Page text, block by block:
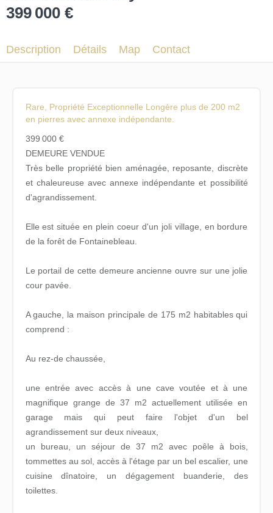
399 000 €
Description Détails Map Contact
Rare, Propriété Exceptionnelle Longère plus de 200 m2
en pierres avec annexe indépendante.
399 000 €
DEMEURE VENDUE
Très belle propriété bien aménagée, reposante, discrète
et chaleureuse avec annexe indépendante et possibilité
d'agrandissement.
Elle est située en plein coeur d'un joli village, en bordure
de la forêt de Fontainebleau.
Le portail de cette demeure ancienne ouvre sur une jolie
cour pavée.
A gauche, la maison principale de 175 m2 habitables qui
comprend :
Au rez-de chaussée,
une entrée avec accès à une cave voutée et à une
magnifique grange de 37 m2 actuellement utilisée en
garage mais qui peut faire l'objet d'un bel
agrandissement sur deux niveaux,
un bureau, un séjour de 37 m2 avec poêle à bois,
tommettes au sol, accès à l'étage par un bel escalier, une
cuisine dînatoire, un dégagement buanderie, des
toilettes.